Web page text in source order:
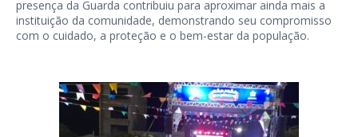
presença da Guarda contribuiu para aproximar ainda mais a
instituição da comunidade, demonstrando seu compromisso
com o cuidado, a proteção e o bem-estar da população.